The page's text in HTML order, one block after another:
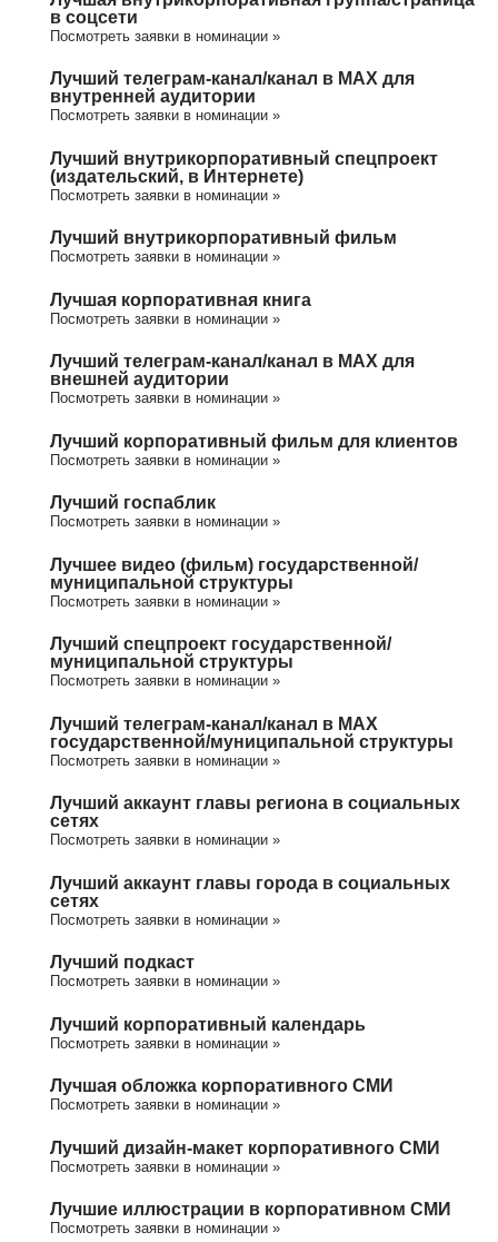
в соцсети
Посмотреть заявки в номинации »
Лучший телеграм-канал/канал в МАХ для
внутренней аудитории
Посмотреть заявки в номинации »
Лучший внутрикорпоративный спецпроект
(издательский, в Интернете)
Посмотреть заявки в номинации »
Лучший внутрикорпоративный фильм
Посмотреть заявки в номинации »
Лучшая корпоративная книга
Посмотреть заявки в номинации »
Лучший телеграм-канал/канал в МАХ для
внешней аудитории
Посмотреть заявки в номинации »
Лучший корпоративный фильм для клиентов
Посмотреть заявки в номинации »
Лучший госпаблик
Посмотреть заявки в номинации »
Лучшее видео (фильм) государственной/
муниципальной структуры
Посмотреть заявки в номинации »
Лучший спецпроект государственной/
муниципальной структуры
Посмотреть заявки в номинации »
Лучший телеграм-канал/канал в МАХ
государственной/муниципальной структуры
Посмотреть заявки в номинации »
Лучший аккаунт главы региона в социальных
сетях
Посмотреть заявки в номинации »
Лучший аккаунт главы города в социальных
сетях
Посмотреть заявки в номинации »
Лучший подкаст
Посмотреть заявки в номинации »
Лучший корпоративный календарь
Посмотреть заявки в номинации »
Лучшая обложка корпоративного СМИ
Посмотреть заявки в номинации »
Лучший дизайн-макет корпоративного СМИ
Посмотреть заявки в номинации »
Лучшие иллюстрации в корпоративном СМИ
Посмотреть заявки в номинации »